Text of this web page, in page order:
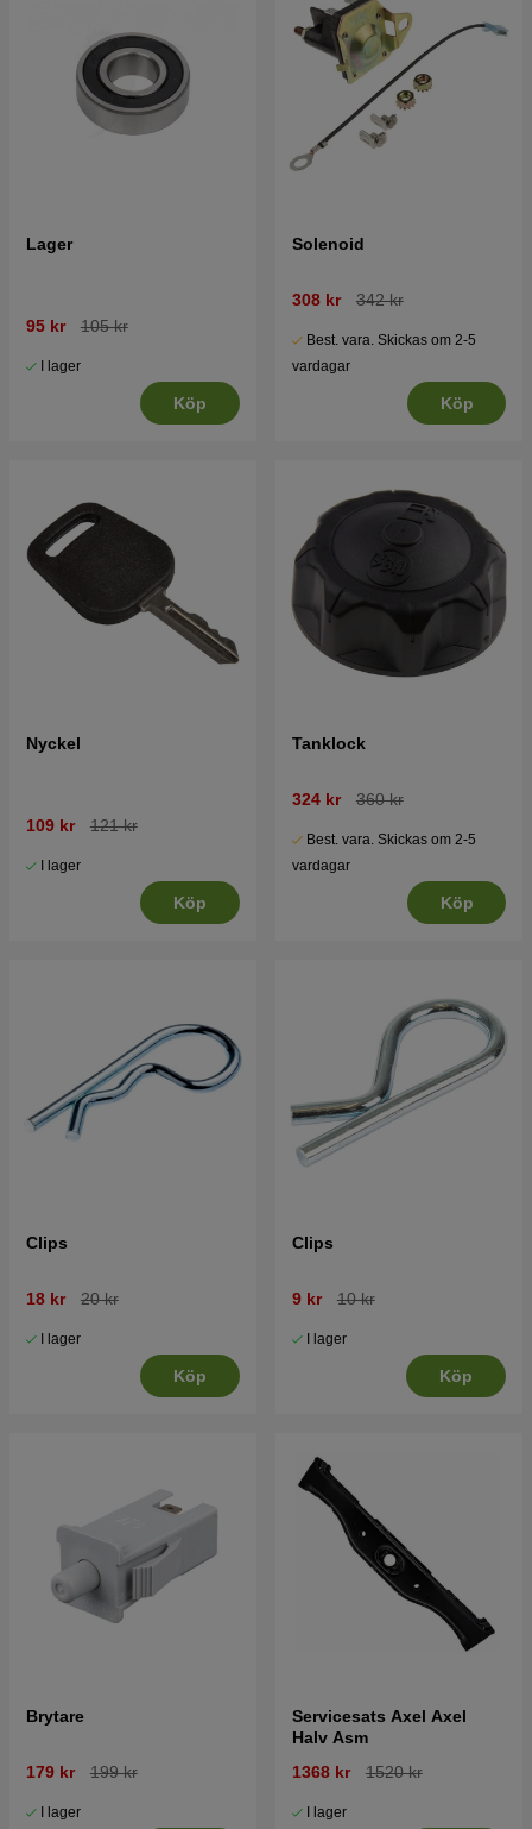
Lager
95 kr 105 kr
I lager
Köp
Solenoid
308 kr 342 kr
Best. vara. Skickas om 2-5
vardagar
Köp
Nyckel
109 kr 121 kr
I lager
Köp
Tanklock
324 kr 360 kr
Best. vara. Skickas om 2-5
vardagar
Köp
Clips
18 kr 20 kr
I lager
Köp
Clips
9 kr 10 kr
I lager
Köp
Brytare
179 kr 199 kr
I lager
Servicesats Axel Axel
Halv Asm
1368 kr
1520 kr
I lager